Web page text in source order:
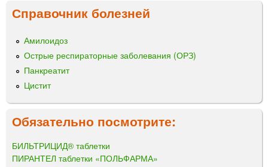
Справочник болезней
Амилоидоз
Острые респираторные заболевания (ОРЗ)
Панкреатит
Цистит
Обязательно посмотрите:
БИЛЬТРИЦИД® таблетки
ПИРАНТЕЛ таблетки «ПОЛЬФАРМА»